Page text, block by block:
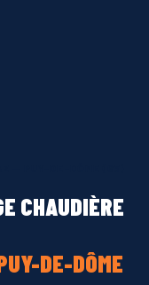
CHAUDIÈRE
DE-DÔME